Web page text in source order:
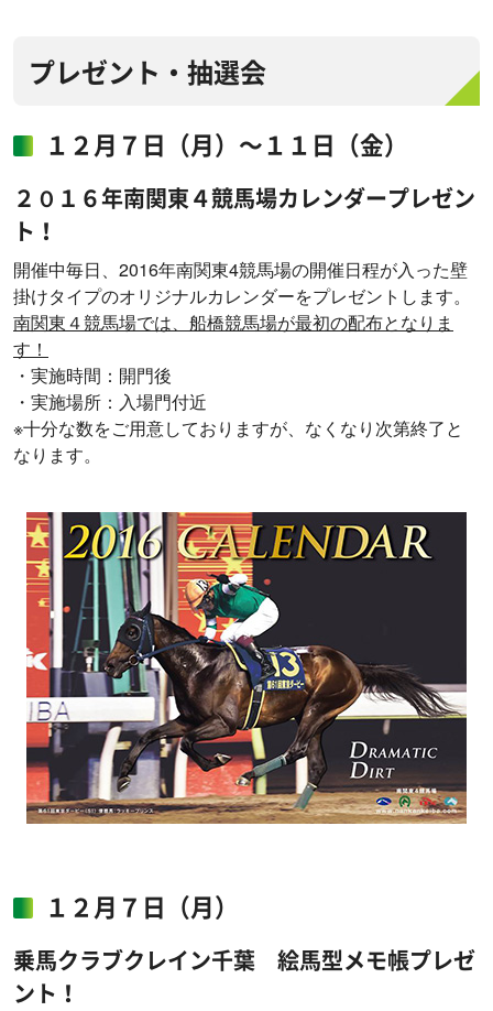
プレゼント・抽選会
１２月７日（月）～１１日（金）
２０１６年南関東４競馬場カレンダープレゼン
ト！
開催中毎日、2016年南関東4競馬場の開催日程が入った壁
掛けタイプのオリジナルカレンダーをプレゼントします。
南関東４競馬場では、船橋競馬場が最初の配布となりま
す！
・実施時間：開門後
・実施場所：入場門付近
※十分な数をご用意しておりますが、なくなり次第終了と
なります。
１２月７日（月）
乗馬クラブクレイン千葉 絵馬型メモ帳プレゼ
ント！